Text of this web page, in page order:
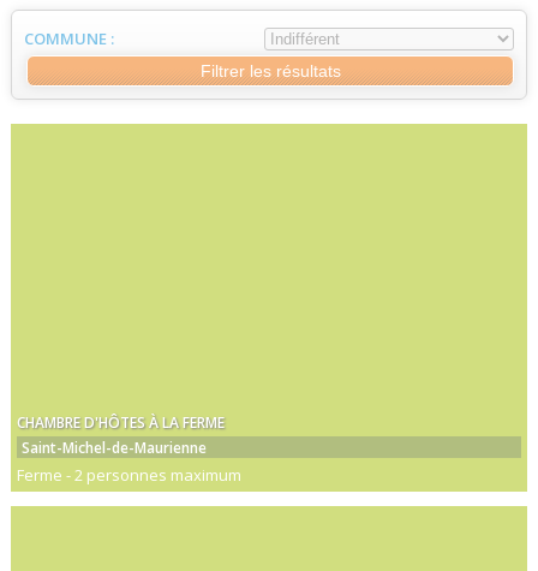
COMMUNE :
Filtrer les résultats
CHAMBRE D'HÔTES À LA FERME
Saint-Michel-de-Maurienne
Ferme - 2 personnes maximum